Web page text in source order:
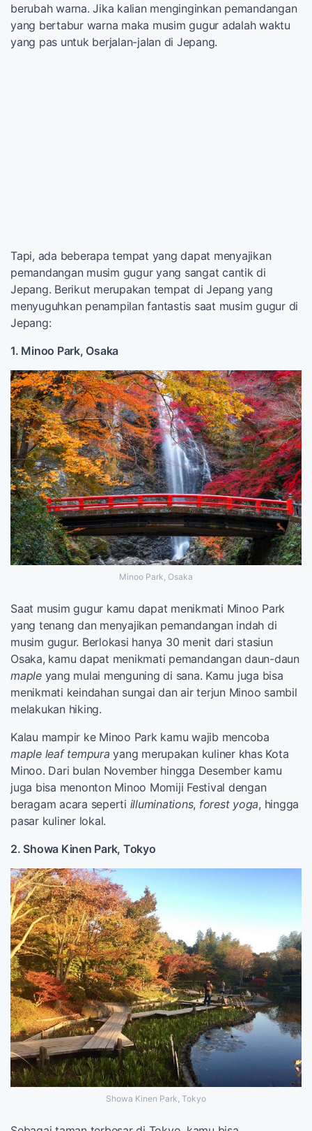
berubah warna. Jika kalian menginginkan pemandangan
yang bertabur warna maka musim gugur adalah waktu
yang pas untuk berjalan-jalan di Jepang.
Tapi, ada beberapa tempat yang dapat menyajikan
pemandangan musim gugur yang sangat cantik di
Jepang. Berikut merupakan tempat di Jepang yang
menyuguhkan penampilan fantastis saat musim gugur di
Jepang:
1. Minoo Park, Osaka
Minoo Park, Osaka
Saat musim gugur kamu dapat menikmati Minoo Park
yang tenang dan menyajikan pemandangan indah di
musim gugur. Berlokasi hanya 30 menit dari stasiun
Osaka, kamu dapat menikmati pemandangan daun-daun
mapleyang mulai menguning di sana. Kamu juga bisa
menikmati keindahan sungai dan air terjun Minoo sambil
melakukan hiking.
Kalau mampir ke Minoo Park kamu wajib mencoba
maple leaf tempura yang merupakan kuliner khas Kota
Minoo. Dari bulan November hingga Desember kamu
juga bisa menonton Minoo Momiji Festival dengan
beragam acara seperti illuminations, forest yoga, hingga
pasar kuliner lokal.
2. Showa Kinen Park, Tokyo
Showa Kinen Park, Tokyo